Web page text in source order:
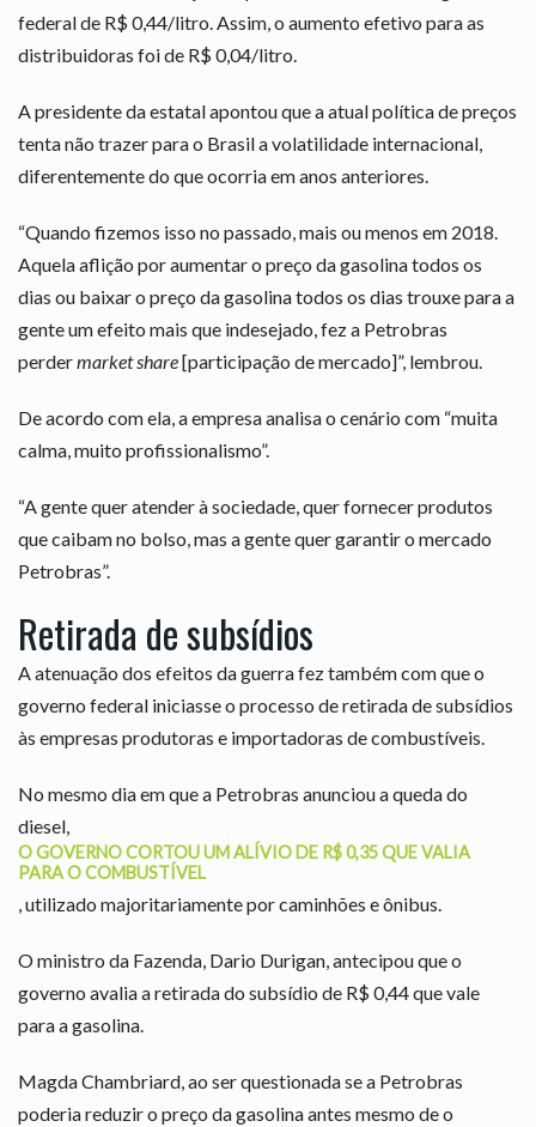
federal de R$ 0,44/litro. Assim, o aumento efetivo para as
distribuidoras foi de R$ 0,04/litro.
A presidente da estatal apontou que a atual política de preços
tenta não trazer para o Brasil a volatilidade internacional,
diferentemente do que ocorria em anos anteriores.
“Quando fizemos isso no passado, mais ou menos em 2018.
Aquela aflição por aumentar o preço da gasolina todos os
dias ou baixar o preço da gasolina todos os dias trouxe para a
gente um efeito mais que indesejado, fez a Petrobras
perdermarket share[participação de mercado]”, lembrou.
De acordo com ela, a empresa analisa o cenário com “muita
calma, muito profissionalismo”.
“A gente quer atender à sociedade, quer fornecer produtos
que caibam no bolso, mas a gente quer garantir o mercado
Petrobras”.
Retirada de subsídios
A atenuação dos efeitos da guerra fez também com que o
governo federal iniciasse o processo de retirada de subsídios
às empresas produtoras e importadoras de combustíveis.
No mesmo dia em que a Petrobras anunciou a queda do
diesel,
O GOVERNO CORTOU UM ALÍVIO DE R$ 0,35 QUE VALIA
PARA O COMBUSTÍVEL
, utilizado majoritariamente por caminhões e ônibus.
O ministro da Fazenda, Dario Durigan, antecipou que o
governo avalia a retirada do subsídio de R$ 0,44 que vale
para a gasolina.
Magda Chambriard, ao ser questionada se a Petrobras
poderia reduzir o preço da gasolina antes mesmo de o